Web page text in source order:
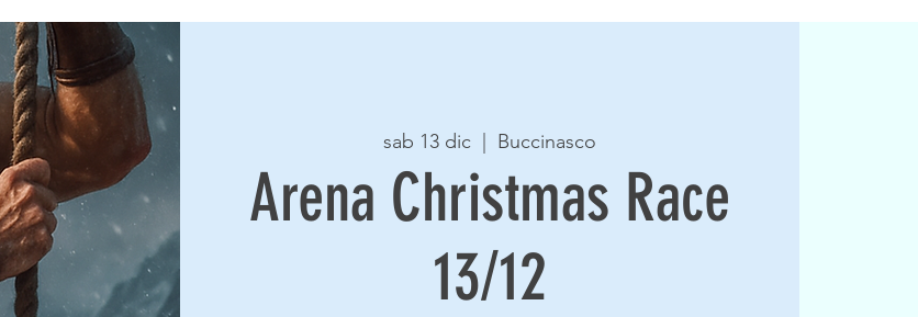
sab 13 dic
  |
Buccinasco
Arena Christmas Race
13/12